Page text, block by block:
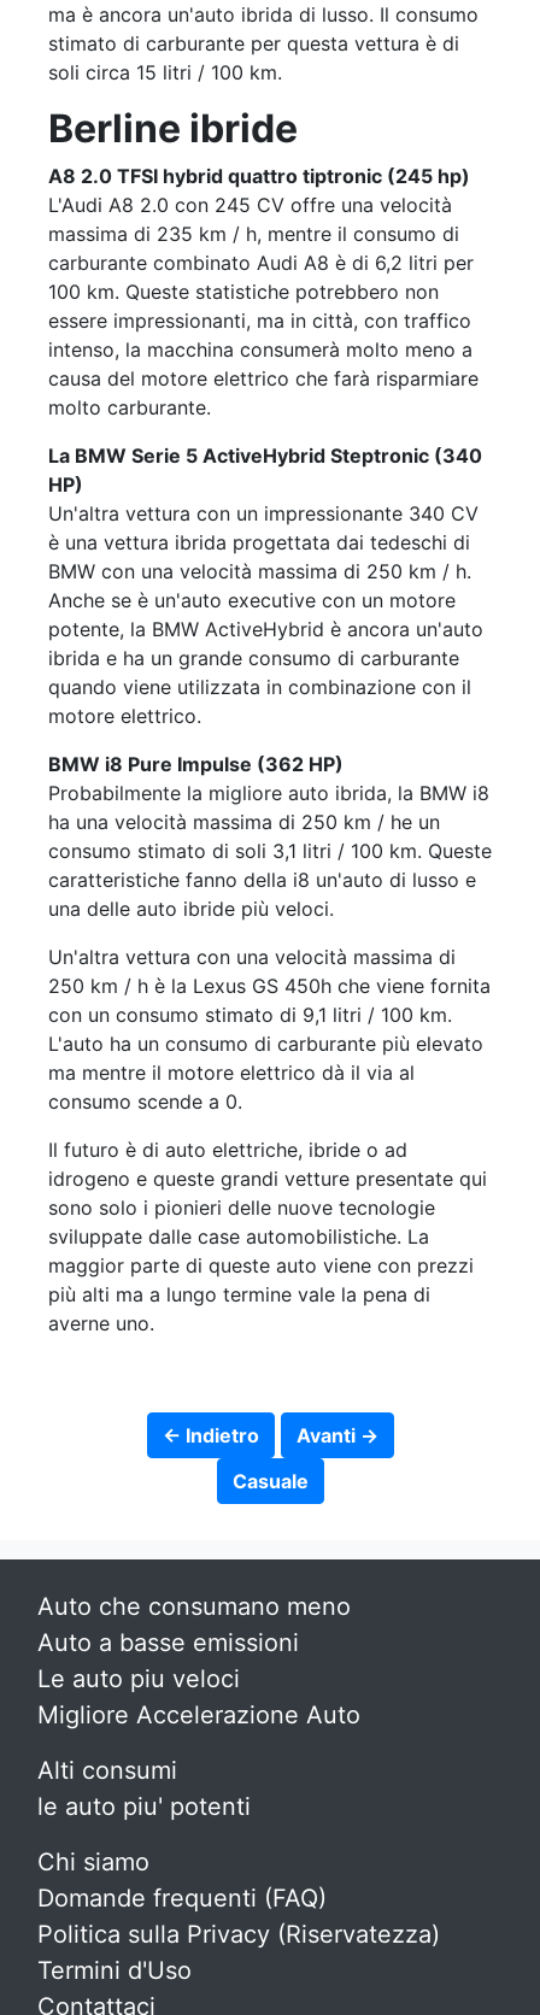
ma è ancora un'auto ibrida di lusso. Il consumo
stimato di carburante per questa vettura è di
soli circa 15 litri / 100 km.
Berline ibride
A8 2.0 TFSI hybrid quattro tiptronic (245 hp)
L'Audi A8 2.0 con 245 CV offre una velocità
massima di 235 km / h, mentre il consumo di
carburante combinato Audi A8 è di 6,2 litri per
100 km. Queste statistiche potrebbero non
essere impressionanti, ma in città, con traffico
intenso, la macchina consumerà molto meno a
causa del motore elettrico che farà risparmiare
molto carburante.
La BMW Serie 5 ActiveHybrid Steptronic (340
HP)
Un'altra vettura con un impressionante 340 CV
è una vettura ibrida progettata dai tedeschi di
BMW con una velocità massima di 250 km / h.
Anche se è un'auto executive con un motore
potente, la BMW ActiveHybrid è ancora un'auto
ibrida e ha un grande consumo di carburante
quando viene utilizzata in combinazione con il
motore elettrico.
BMW i8 Pure Impulse (362 HP)
Probabilmente la migliore auto ibrida, la BMW i8
ha una velocità massima di 250 km / he un
consumo stimato di soli 3,1 litri / 100 km. Queste
caratteristiche fanno della i8 un'auto di lusso e
una delle auto ibride più veloci.
Un'altra vettura con una velocità massima di
250 km / h è la Lexus GS 450h che viene fornita
con un consumo stimato di 9,1 litri / 100 km.
L'auto ha un consumo di carburante più elevato
ma mentre il motore elettrico dà il via al
consumo scende a 0.
Il futuro è di auto elettriche, ibride o ad
idrogeno e queste grandi vetture presentate qui
sono solo i pionieri delle nuove tecnologie
sviluppate dalle case automobilistiche. La
maggior parte di queste auto viene con prezzi
più alti ma a lungo termine vale la pena di
averne uno.
← Indietro
Avanti →
Casuale
Auto che consumano meno
Auto a basse emissioni
Le auto piu veloci
Migliore Accelerazione Auto
Alti consumi
le auto piu' potenti
Chi siamo
Domande frequenti (FAQ)
Politica sulla Privacy (Riservatezza)
Termini d'Uso
Contattaci